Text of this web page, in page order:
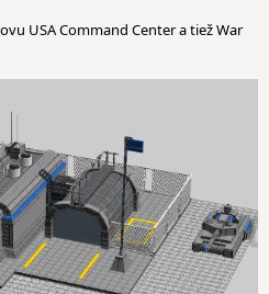
USA Command Center a tiež War